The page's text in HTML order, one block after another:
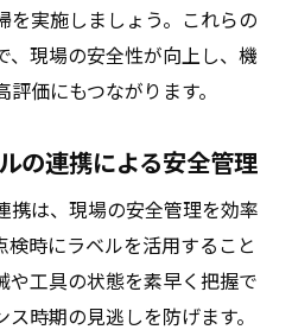
を実施しましょう。これらの
、現場の安全性が向上し、機
価にもつながります。
の連携による安全管理
携は、現場の安全管理を効率
時にラベルを活用すること
や工具の状態を素早く把握で
時期の見逃しを防げます。